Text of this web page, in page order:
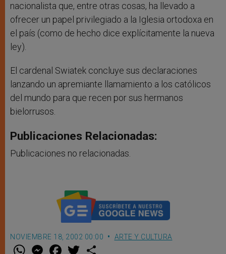
nacionalista que, entre otras cosas, ha llevado a
ofrecer un papel privilegiado a la Iglesia ortodoxa en
el país (como de hecho dice explícitamente la nueva
ley).
El cardenal Swiatek concluye sus declaraciones
lanzando un apremiante llamamiento a los católicos
del mundo para que recen por sus hermanos
bielorrusos.
Publicaciones Relacionadas:
Publicaciones no relacionadas.
NOVIEMBRE 18, 2002 00:00 ARTE Y CULTURA
W M F